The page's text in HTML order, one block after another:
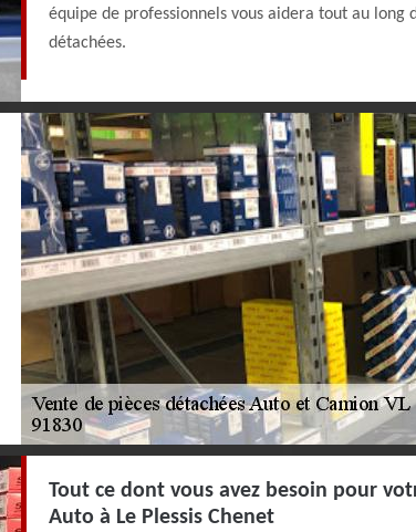
équipe de professionnels vous aidera tout au long
détachées.
Tout ce dont vous avez besoin pour
Auto à Le Plessis Chenet